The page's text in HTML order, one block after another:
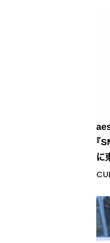
『
に